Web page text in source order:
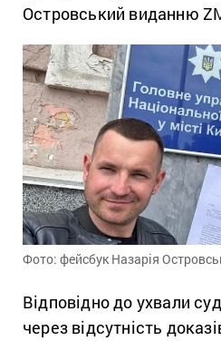
Островський виданню
Фото: фейсбук Назарія
Відповідно до ухвали
через відсутність